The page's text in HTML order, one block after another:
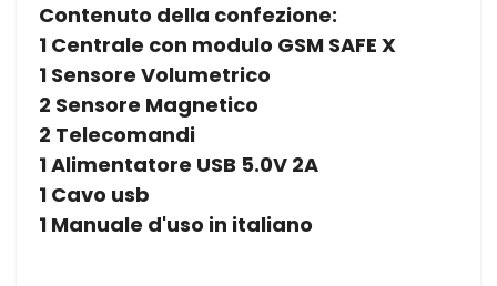
Contenuto della confezione:
1 Centrale con modulo GSM SAFE X
1 Sensore Volumetrico
2 Sensore Magnetico
2 Telecomandi
1 Alimentatore USB 5.0V 2A
1 Cavo usb
1 Manuale d'uso in italiano